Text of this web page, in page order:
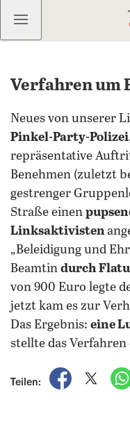
Kostenlos
Verfahren um
Neues von unserer
Pinkel-Party-Polizei
repräsentative
Benehmen (zuletzt
gestrenger
Straße einen
Linksaktivisten
„Beleidigung und
Beamtin durch
von 900 Euro legte
jetzt kam es zur
Das Ergebnis: eine
stellte das Verfahren
Teilen:
auf auf